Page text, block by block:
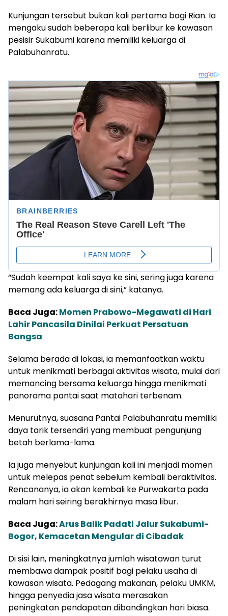
Kunjungan tersebut bukan kali pertama bagi Rian. Ia
mengaku sudah beberapa kali berlibur ke kawasan
pesisir Sukabumi karena memiliki keluarga di
Palabuhanratu.
“Sudah keempat kali saya ke sini, sering juga karena
memang ada keluarga di sini,” katanya.
Baca Juga:Momen Prabowo-Megawati di Hari
Lahir Pancasila Dinilai Perkuat Persatuan
Bangsa
Selama berada di lokasi, ia memanfaatkan waktu
untuk menikmati berbagai aktivitas wisata, mulai dari
memancing bersama keluarga hingga menikmati
panorama pantai saat matahari terbenam.
Menurutnya, suasana Pantai Palabuhanratu memiliki
daya tarik tersendiri yang membuat pengunjung
betah berlama-lama.
Ia juga menyebut kunjungan kali ini menjadi momen
untuk melepas penat sebelum kembali beraktivitas.
Rencananya, ia akan kembali ke Purwakarta pada
malam hari seiring berakhirnya masa libur.
Baca Juga:Arus Balik Padati Jalur Sukabumi-
Bogor, Kemacetan Mengular di Cibadak
Di sisi lain, meningkatnya jumlah wisatawan turut
membawa dampak positif bagi pelaku usaha di
kawasan wisata. Pedagang makanan, pelaku UMKM,
hingga penyedia jasa wisata merasakan
peningkatan pendapatan dibandingkan hari biasa.